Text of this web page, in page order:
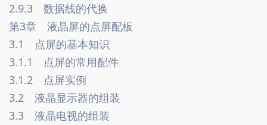
2.9.3　数据线的代换
第3章　液晶屏的点屏配板
3.1　点屏的基本知识
3.1.1　点屏的常用配件
3.1.2　点屏实例
3.2　液晶显示器的组装
3.3　液晶电视的组装